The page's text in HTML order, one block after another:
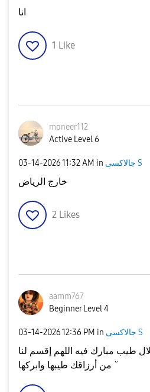
انا
1 Like
moneer112
Active Level 6
‎03-14-202611:32 AM in جالاكسى S
خارج الرياض
2 Likes
aamm767
Beginner Level 4
‎03-14-202612:36 PM in جالاكسى S
طيب مبارك فيه اللهم إقسم لنا
من أرزاقك طيبها وابركها ˘